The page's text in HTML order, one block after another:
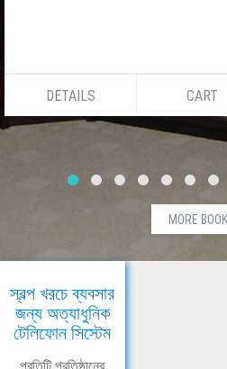
DETAILS CART
MORE
স্বল্প খরচে ব্যবসার
জন্য অত্যাধুনিক
টেলিফোন সিস্টেম